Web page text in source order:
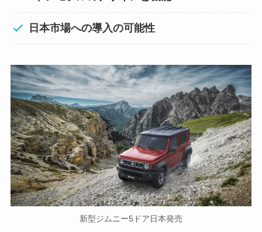
日本市場への導入の可能性
新型ジムニー5ドア日本発売